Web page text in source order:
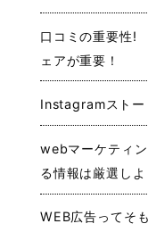
口コミの重要性!
ェアが重要！
Instagramストー
webマーケティ
る情報は厳選しよ
WEB広告ってそ